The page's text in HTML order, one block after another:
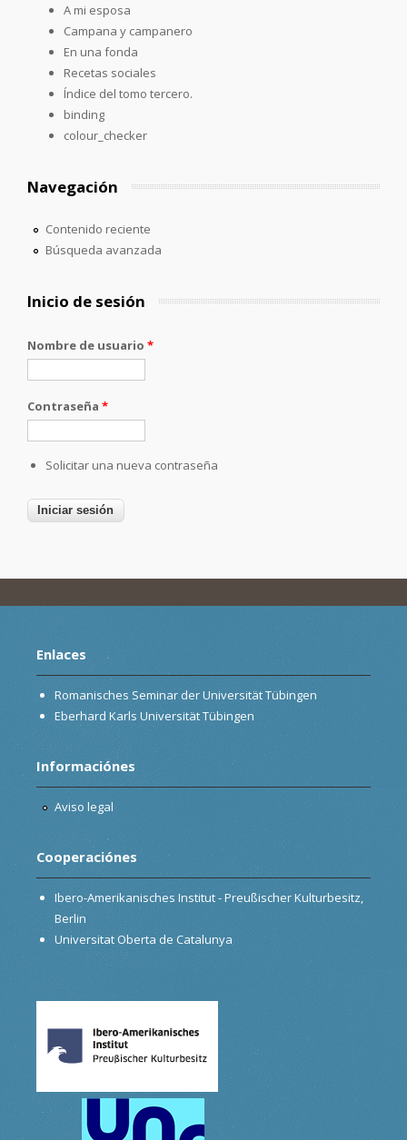
A mi esposa
Campana y campanero
En una fonda
Recetas sociales
Índice del tomo tercero.
binding
colour_checker
Navegación
Contenido reciente
Búsqueda avanzada
Inicio de sesión
Nombre de usuario *
Contraseña *
Solicitar una nueva contraseña
Enlaces
Romanisches Seminar der Universität Tübingen
Eberhard Karls Universität Tübingen
Informaciónes
Aviso legal
Cooperaciónes
Ibero-Amerikanisches Institut - Preußischer Kulturbesitz,
Berlin
Universitat Oberta de Catalunya